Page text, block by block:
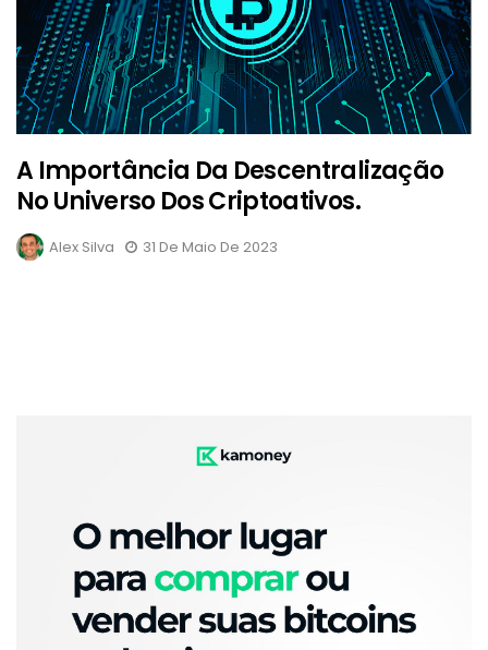
A Importância Da Descentralização
No Universo Dos Criptoativos.
Alex Silva 31 De Maio De 2023